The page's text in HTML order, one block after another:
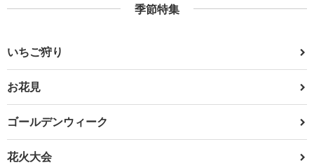
季節特集
いちご狩り
お花見
ゴールデンウィーク
花火大会